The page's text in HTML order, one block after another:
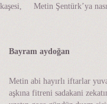
kaşesi, Metin Şentürk’ya
Bayram aydoğan
Metin abi hayırlı iftarlar
aşkına fitreni sadakani